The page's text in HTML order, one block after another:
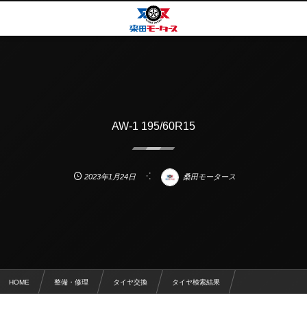
AW-1 195/60R15
2023年1月24日 桑田モータース
HOME 整備・修理 タイヤ交換 タイヤ検索結果